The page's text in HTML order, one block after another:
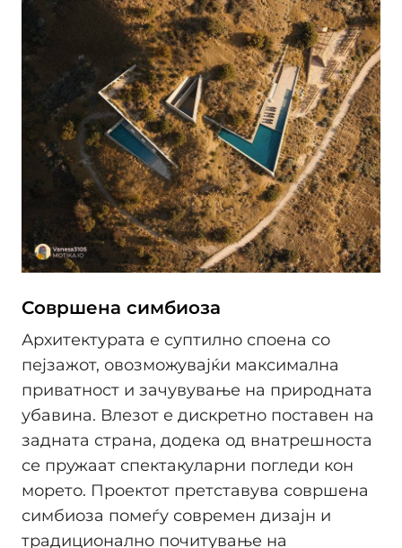
Совршена симбиоза
Архитектурата е суптилно споена со
пејзажот, овозможувајќи максимална
приватност и зачувување на природната
убавина. Влезот е дискретно поставен на
задната страна, додека од внатрешноста
се пружаат спектакуларни погледи кон
морето. Проектот претставува совршена
симбиоза помеѓу современ дизајн и
традиционално почитување на